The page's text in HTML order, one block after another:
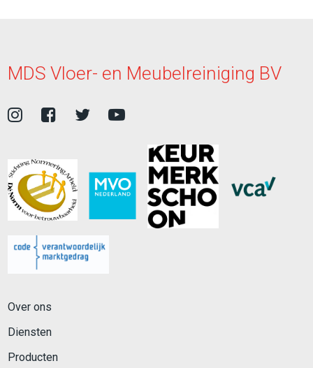
MDS Vloer- en Meubelreiniging BV
Over ons
Diensten
Producten